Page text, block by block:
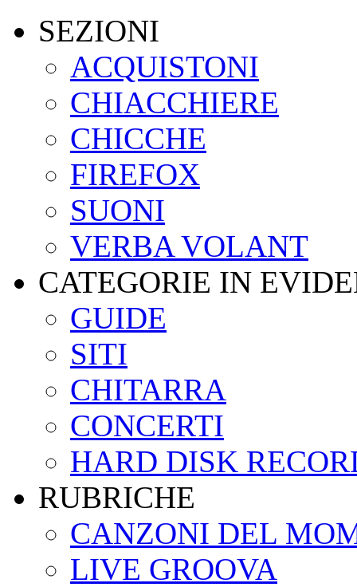
SEZIONI
ACQUISTONI
CHIACCHIERE
CHICCHE
FIREFOX
SUONI
VERBA VOLANT
CATEGORIE IN
GUIDE
SITI
CHITARRA
CONCERTI
HARD DISK
RUBRICHE
CANZONI DEL
LIVE GROOVA